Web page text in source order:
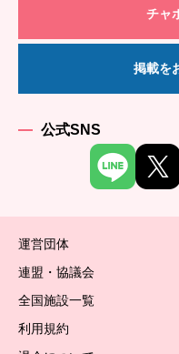
チャ
掲載を
公式SNS
運営団体
連盟・協議会
全国施設一覧
利用規約